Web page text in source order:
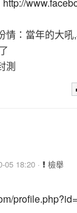
情：當年的大
測
05 18:20 · 檢舉